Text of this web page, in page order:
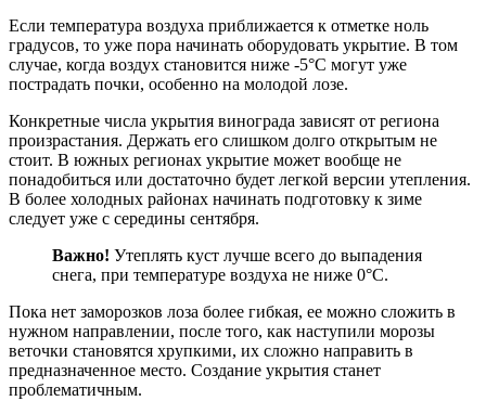
Если температура воздуха приближается к отметке ноль
градусов, то уже пора начинать оборудовать укрытие. В том
случае, когда воздух становится ниже -5°С могут уже
пострадать почки, особенно на молодой лозе.
Конкретные числа укрытия винограда зависят от региона
произрастания. Держать его слишком долго открытым не
стоит. В южных регионах укрытие может вообще не
понадобиться или достаточно будет легкой версии утепления.
В более холодных районах начинать подготовку к зиме
следует уже с середины сентября.
Важно! Утеплять куст лучше всего до выпадения
снега, при температуре воздуха не ниже 0°С.
Пока нет заморозков лоза более гибкая, ее можно сложить в
нужном направлении, после того, как наступили морозы
веточки становятся хрупкими, их сложно направить в
предназначенное место. Создание укрытия станет
проблематичным.